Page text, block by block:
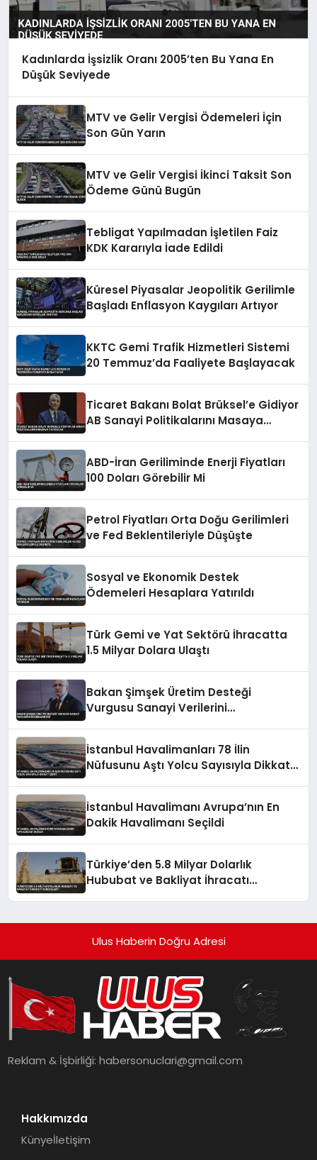
Kadınlarda İşsizlik Oranı 2005’ten Bu Yana En
Düşük Seviyede
MTV ve Gelir Vergisi Ödemeleri İçin
Son Gün Yarın
MTV ve Gelir Vergisi İkinci Taksit Son
Ödeme Günü Bugün
Tebligat Yapılmadan İşletilen Faiz
KDK Kararıyla İade Edildi
Küresel Piyasalar Jeopolitik Gerilimle
Başladı Enflasyon Kaygıları Artıyor
KKTC Gemi Trafik Hizmetleri Sistemi
20 Temmuz’da Faaliyete Başlayacak
Ticaret Bakanı Bolat Brüksel’e Gidiyor
AB Sanayi Politikalarını Masaya
ABD-İran Geriliminde Enerji Fiyatları
100 Doları Görebilir Mi
Petrol Fiyatları Orta Doğu Gerilimleri
ve Fed Beklentileriyle Düşüşte
Sosyal ve Ekonomik Destek
Ödemeleri Hesaplara Yatırıldı
Türk Gemi ve Yat Sektörü İhracatta
1.5 Milyar Dolara Ulaştı
Bakan Şimşek Üretim Desteği
Vurgusu Sanayi Verilerini
İstanbul Havalimanları 78 İlin
Nüfusunu Aştı Yolcu Sayısıyla Dikkat
İstanbul Havalimanı Avrupa’nın En
Dakik Havalimanı Seçildi
Türkiye’den 5.8 Milyar Dolarlık
Hububat ve Bakliyat İhracatı
Ulus Haberin Doğru Adresi
Reklam & İşbirliği:habersonuclari@gmail.com
Hakkımızda
Künyeİletişim